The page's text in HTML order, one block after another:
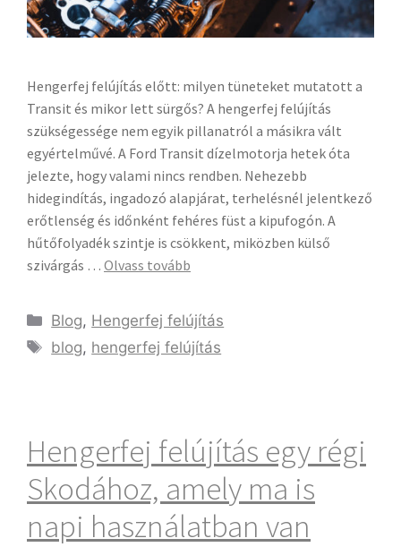
Hengerfej felújítás előtt: milyen tüneteket mutatott a
Transit és mikor lett sürgős? A hengerfej felújítás
szükségessége nem egyik pillanatról a másikra vált
egyértelművé. A Ford Transit dízelmotorja hetek óta
jelezte, hogy valami nincs rendben. Nehezebb
hidegindítás, ingadozó alapjárat, terhelésnél jelentkező
erőtlenség és időnként fehéres füst a kipufogón. A
hűtőfolyadék szintje is csökkent, miközben külső
szivárgás … Olvass tovább
Blog, Hengerfej felújítás
blog, hengerfej felújítás
Hengerfej felújítás egy régi
Skodához, amely ma is
napi használatban van